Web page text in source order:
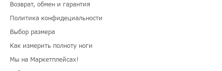
Возврат, обмен и гарантия
Политика конфидециальности
Выбор размера
Как измерить полноту ноги
Мы на Маркетплейсах!